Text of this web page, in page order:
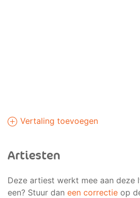
Vertaling toevoegen
Artiesten
Deze artiest werkt mee aan deze
een? Stuur dan een correctie op